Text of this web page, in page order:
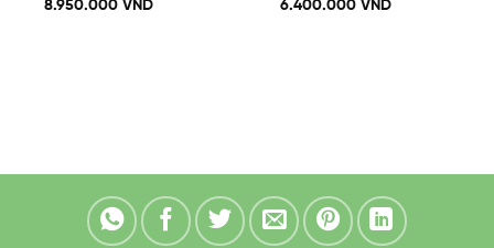
8.950.000 VND 6.400.000 VND